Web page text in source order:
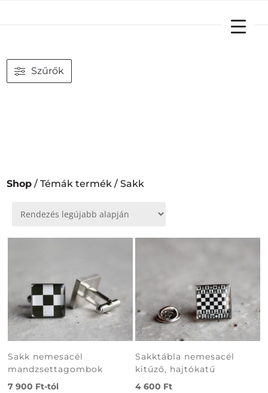
Shop / Témák termék / Sakk
Sakk nemesacél
mandzsettagombok
7 900 Ft-tól
Sakktábla nemesacél
kitűző, hajtókatű
4 600 Ft
Szűrők
YOUR CART